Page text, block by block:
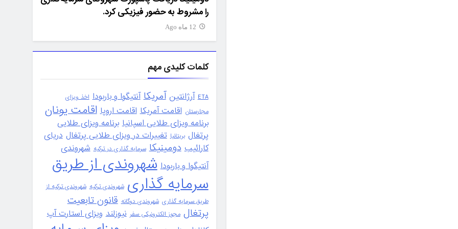
را مشروط به حضور فیزیکی کرد.
12 ماه Ago
کلمات کلیدی مهم
ETA آرژانتین آمریکا آنتیگوا و باربودا اخذ ویزای
مجارستان اقامت آمریکا اقامت اروپا اقامت یونان
برنامه ویزای طلایی اسپانیا برنامه ویزای طلایی
پرتغال بریتانیا تغییرات در ویزای طلایی پرتغال دریای
کارائیب دومینیکا سرمایه گذاری در ترکیه شهروندی
آنتیگوا و باربودا شهروندی از طریق
سرمایه گذاری شهروندی ترکیه شهروندی ترکیه از
طریق سرمایه گذاری شهروندی دوگانه قانون تابعیت
پرتغال مجوز الکترونیکی سفر نیوزلند ویزای استارت آپ